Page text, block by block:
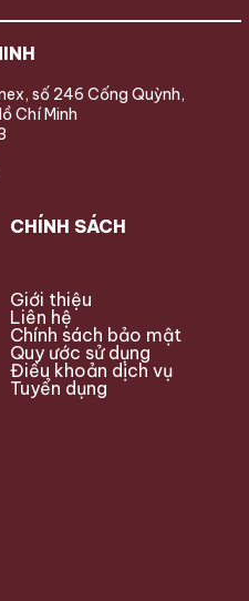
số 246 Cống Quỳnh,
Chí Minh
CHÍNH SÁCH
Giới thiệu
Liên hệ
Chính sách bảo mật
Quy ước sử dụng
Điều khoản dịch vụ
Tuyển dụng